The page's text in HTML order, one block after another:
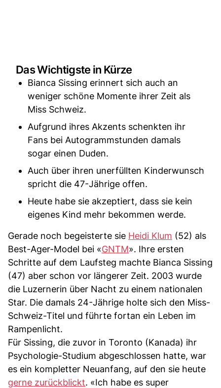
Das Wichtigste in Kürze
Bianca Sissing erinnert sich auch an
weniger schöne Momente ihrer Zeit als
Miss Schweiz.
Aufgrund ihres Akzents schenkten ihr
Fans bei Autogrammstunden damals
sogar einen Duden.
Auch über ihren unerfüllten Kinderwunsch
spricht die 47-Jährige offen.
Heute habe sie akzeptiert, dass sie kein
eigenes Kind mehr bekommen werde.
Gerade noch begeisterte sie Heidi Klum (52) als
Best-Ager-Model bei «GNTM». Ihre ersten
Schritte auf dem Laufsteg machte Bianca Sissing
(47) aber schon vor längerer Zeit. 2003 wurde
die Luzernerin über Nacht zu einem nationalen
Star. Die damals 24-Jährige holte sich den Miss-
Schweiz-Titel und führte fortan ein Leben im
Rampenlicht.
Für Sissing, die zuvor in Toronto (Kanada) ihr
Psychologie-Studium abgeschlossen hatte, war
es ein kompletter Neuanfang, auf den sie heute
gerne zurückblickt. «Ich habe es super